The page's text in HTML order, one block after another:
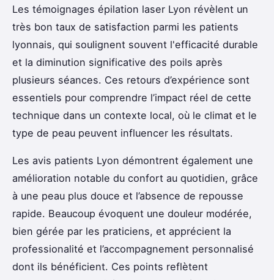
Les témoignages épilation laser Lyon révèlent un
très bon taux de satisfaction parmi les patients
lyonnais, qui soulignent souvent l'efficacité durable
et la diminution significative des poils après
plusieurs séances. Ces retours d’expérience sont
essentiels pour comprendre l’impact réel de cette
technique dans un contexte local, où le climat et le
type de peau peuvent influencer les résultats.
Les avis patients Lyon démontrent également une
amélioration notable du confort au quotidien, grâce
à une peau plus douce et l’absence de repousse
rapide. Beaucoup évoquent une douleur modérée,
bien gérée par les praticiens, et apprécient la
professionalité et l’accompagnement personnalisé
dont ils bénéficient. Ces points reflètent